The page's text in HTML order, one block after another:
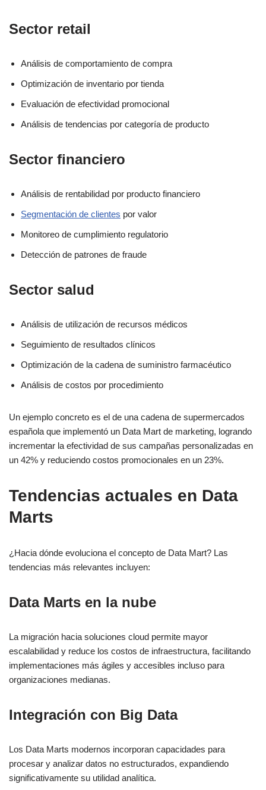
Sector retail
Análisis de comportamiento de compra
Optimización de inventario por tienda
Evaluación de efectividad promocional
Análisis de tendencias por categoría de producto
Sector financiero
Análisis de rentabilidad por producto financiero
Segmentación de clientes por valor
Monitoreo de cumplimiento regulatorio
Detección de patrones de fraude
Sector salud
Análisis de utilización de recursos médicos
Seguimiento de resultados clínicos
Optimización de la cadena de suministro farmacéutico
Análisis de costos por procedimiento
Un ejemplo concreto es el de una cadena de supermercados
española que implementó un Data Mart de marketing, logrando
incrementar la efectividad de sus campañas personalizadas en
un 42% y reduciendo costos promocionales en un 23%.
Tendencias actuales en Data
Marts
¿Hacia dónde evoluciona el concepto de Data Mart? Las
tendencias más relevantes incluyen:
Data Marts en la nube
La migración hacia soluciones cloud permite mayor
escalabilidad y reduce los costos de infraestructura, facilitando
implementaciones más ágiles y accesibles incluso para
organizaciones medianas.
Integración con Big Data
Los Data Marts modernos incorporan capacidades para
procesar y analizar datos no estructurados, expandiendo
significativamente su utilidad analítica.